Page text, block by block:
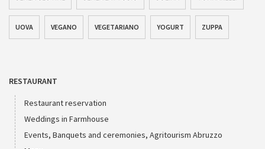
UOVA VEGANO VEGETARIANO YOGURT ZUPPA
RESTAURANT
Restaurant reservation
Weddings in Farmhouse
Events, Banquets and ceremonies, Agritourism Abruzzo